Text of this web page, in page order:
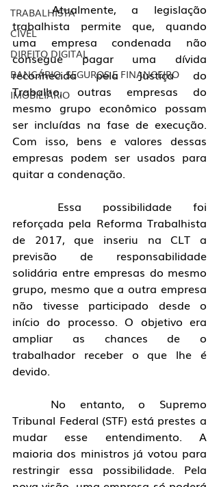
TRABALHISTA
CÍVEL
DIREITO DIGITAL
BANCÁRIO, SEGUROS E FINANCEIRO
IMOBILIÁRIO
	Atualmente, a legislação
trabalhista permite que, quando
uma empresa condenada não
consegue pagar uma dívida
reconhecida pela Justiça do
Trabalho, outras empresas do
mesmo grupo econômico possam
ser incluídas na fase de execução.
Com isso, bens e valores dessas
empresas podem ser usados para
quitar a condenação.
reforçada pela Reforma Trabalhista
de 2017, que inseriu na CLT a
previsão de responsabilidade
solidária entre empresas do mesmo
grupo, mesmo que a outra empresa
não tivesse participado desde o
início do processo. O objetivo era
ampliar as chances de o
trabalhador receber o que lhe é
devido.
Tribunal Federal (STF) está prestes a
mudar esse entendimento. A
maioria dos ministros já votou para
restringir essa possibilidade. Pela